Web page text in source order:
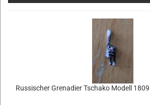
Russischer Grenadier Tschako Modell 1809